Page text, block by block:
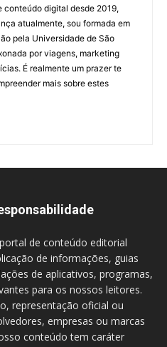
conteúdo digital desde 2019,
atualmente, sou formada em
pela Universidade de São
por viagens, marketing
É realmente um prazer te
mais sobre estes
de conteúdo editorial
de informações, guias
de aplicativos, programas,
para os nossos leitores.
representação oficial ou
empresas ou marcas
conteúdo tem caráter